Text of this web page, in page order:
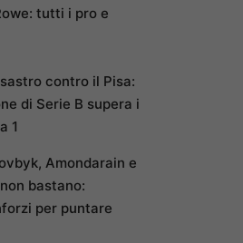
tutti i pro e
contro il Pisa:
di Serie B supera i
1
Amondarain e
bastano:
per puntare